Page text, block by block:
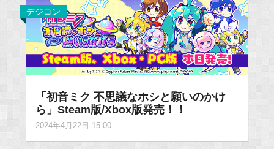
デジコン
「初音ミク 不思議なホシと願いのかけ
ら」Steam版/Xbox版発売！！
2024年4月22日 15:00